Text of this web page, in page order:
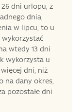
dni urlopu, z
dnia,
w lipcu, to u
wtedy 13 dni
wykorzysta u
dni, niż
na dany okres,
pozostałe dni